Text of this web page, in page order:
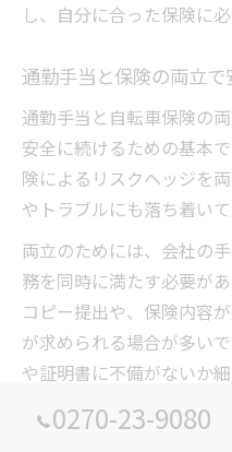
し、自分に合った保険に
通勤手当と保険の両立
通勤手当と自転車保険の
安全に続けるための基本
険によるリスクヘッジを
やトラブルにも落ち着いて
両立のためには、会社の
務を同時に満たす必要が
コピー提出や、保険内容
が求められる場合が多い
や証明書に不備がないか
安心して自転車通勤を続
マナーの見直し、ヘルメ
0270-23-9080